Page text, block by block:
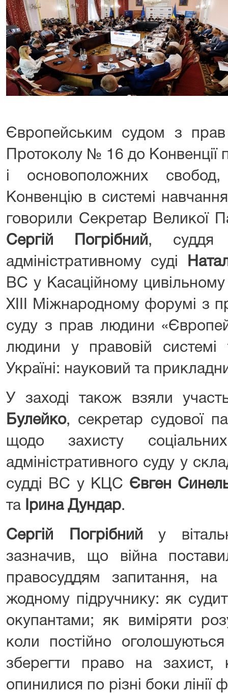
Європейським судом з
Протоколу № 16 до
і основоположних
Конвенцію в системі
говорили Секретар Великої
Сергій Погрібний , суддя
адміністративному суді
ВС у Касаційному
XIII Міжнародному форумі з
суду з прав людини
людини у правовій системі
Україні: науковий та
У заході також взяли
Булейко, секретар судової
щодо захисту
адміністративного суду у
судді ВС у КЦС Євген
та
Ірина Дундар.
Сергій Погрібний
у
зазначив, що війна
правосуддям запитання, на
жодному підручнику: як
окупантами; як виміряти
коли постійно
зберегти право на захист,
опинилися по різні боки